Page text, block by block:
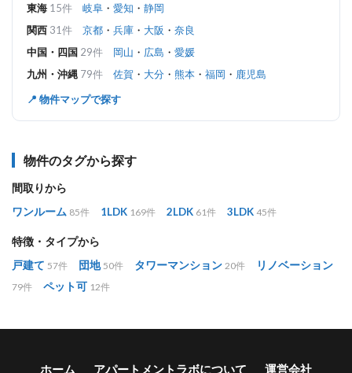
東海 15件 岐阜 ・ 愛知 ・ 静岡
関西 31件 京都 ・ 兵庫 ・ 大阪 ・ 奈良
中国・四国 29件 岡山 ・ 広島 ・ 愛媛
九州・沖縄 79件 佐賀 ・ 大分 ・ 熊本 ・ 福岡 ・ 鹿児島
📍 物件マップで探す
物件のタグから探す
間取りから
ワンルーム 85件 1LDK 169件 2LDK 61件 3LDK 45件
特徴・タイプから
戸建て 57件 団地 50件 タワーマンション 20件 リノベーション
79件 ペット可 12件
ホーム アパートメントラボについて 運営会社